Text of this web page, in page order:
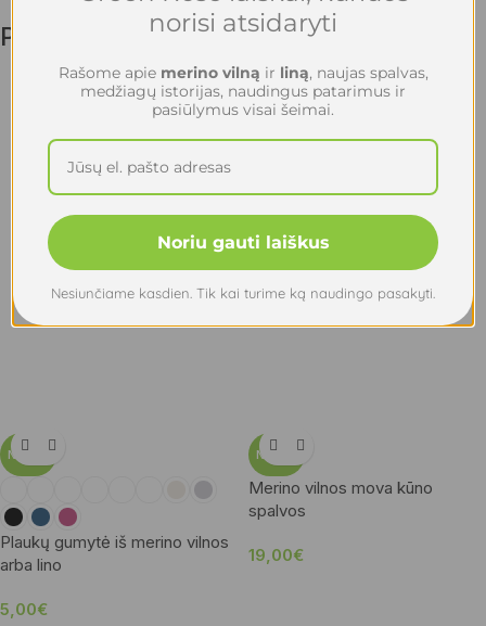
Populiariausios prekės
NAUJA
Plaukų gumytė iš merino vilnos
arba lino
5,00€
NAUJA
Merino vilnos mova kūno
spalvos
19,00€
norisi atsidaryti
Rašome apie merino vilną ir liną, naujas spalvas,
medžiagų istorijas, naudingus patarimus ir
pasiūlymus visai šeimai.
Noriu gauti laiškus
Nesiunčiame kasdien. Tik kai turime ką naudingo pasakyti.